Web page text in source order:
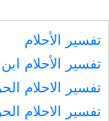
تفسير الأحلام
تفسير الأحلام
تفسير الاحلام
تفسير الاحلام